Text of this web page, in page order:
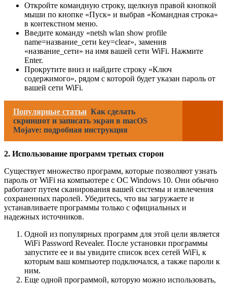
Откройте командную строку, щелкнув правой кнопкой
мыши по кнопке «Пуск» и выбрав «Командная строка»
в контекстном меню.
Введите команду «netsh wlan show profile
name=название_сети key=clear», заменив
«название_сети» на имя вашей сети WiFi. Нажмите
Enter.
Прокрутите вниз и найдите строку «Ключ
содержимого», рядом с которой будет указан пароль от
вашей сети WiFi.
Популярные статьи Как сделать
скриншот и записать экран в macOS
Mojave: подробная инструкция
2. Использование программ третьих сторон
Существует множество программ, которые позволяют узнать
пароль от WiFi на компьютере с ОС Windows 10. Они обычно
работают путем сканирования вашей системы и извлечения
сохраненных паролей. Убедитесь, что вы загружаете и
устанавливаете программы только с официальных и
надежных источников.
Одной из популярных программ для этой цели является
WiFi Password Revealer. После установки программы
запустите ее и вы увидите список всех сетей WiFi, к
которым ваш компьютер подключался, а также пароли к
ним.
Еще одной программой, которую можно использовать,